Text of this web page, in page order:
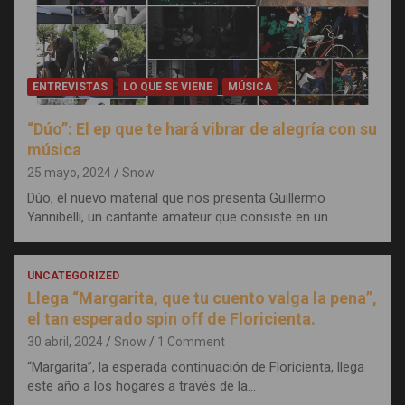
ENTREVISTAS LO QUE SE VIENE MÚSICA
“Dúo”: El ep que te hará vibrar de alegría con su
música
25 mayo, 2024 Snow
Dúo, el nuevo material que nos presenta Guillermo
Yannibelli, un cantante amateur que consiste en un…
UNCATEGORIZED
Llega “Margarita, que tu cuento valga la pena”,
el tan esperado spin off de Floricienta.
30 abril, 2024 Snow 1 Comment
“Margarita”, la esperada continuación de Floricienta, llega
este año a los hogares a través de la…